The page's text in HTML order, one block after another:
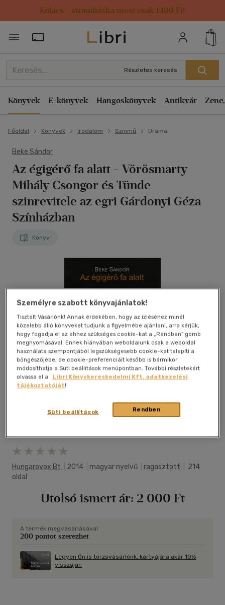
Kulacs / strandtáska most csak 1499 Ft!
Törzsvásárlói Kártya adatai
Részletes keresés
Könyvek E-könyvek Hangoskönyvek Antikvár
Főoldal Könyvek Irodalom Színmű Dráma
Beke Sándor
Az égigérő fa alatt - Vörösmarty
Mihály Csongor és Tünde
szinrevitele az egri Gárdonyi Géza
Színházban
Könyv
Hungarovox Bt 2014 magyar nyelvű ragasztott
214
oldal
Utolsó ismert ár: 2 000 Ft
A termék megvásárlásával
200 pontot szerezhet
Legyen Ön is törzsvásárlónk, kártyájára akár 10%
visszajár.
Személyre szabott könyvajánlatok!
Tisztelt Vásárlónk! Annak érdekében, hogy az ízléséhez minél
közelebb álló könyveket tudjunk a figyelmébe ajánlani, arra kérjük,
hogy fogadja el az ehhez szükséges cookie-kat a „Rendben” gomb
megnyomásával. Ennek hiányában weboldalunk csak a weboldal
használata szempontjából legszükségesebb cookie-kat telepíti a
böngészőjébe, de cookie-preferenciáit később is bármikor
módosíthatja a Süti beállítások menüpontban. További részletekért
olvassa el a
Libri Könyvkereskedelmi Kft. adatkezelési
tájékoztatóját!
Rendben
Süti beállítások